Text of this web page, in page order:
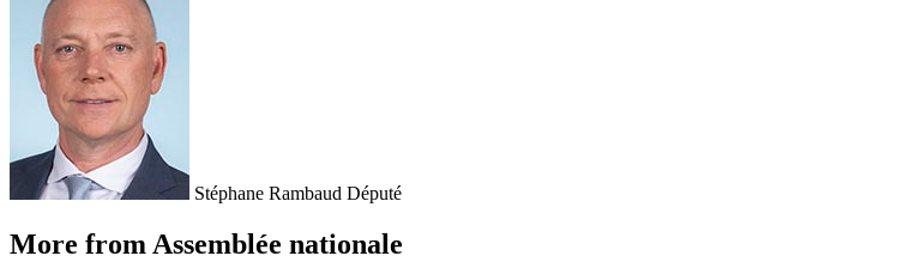
Stéphane Rambaud Député
More from Assemblée nationale